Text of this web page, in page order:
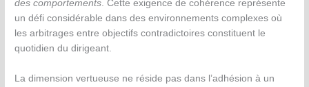
des comportements . Cette exigence de cohérence représente
un défi considérable dans des environnements complexes où
les arbitrages entre objectifs contradictoires constituent le
quotidien du dirigeant.
La dimension vertueuse ne réside pas dans l’adhésion à un